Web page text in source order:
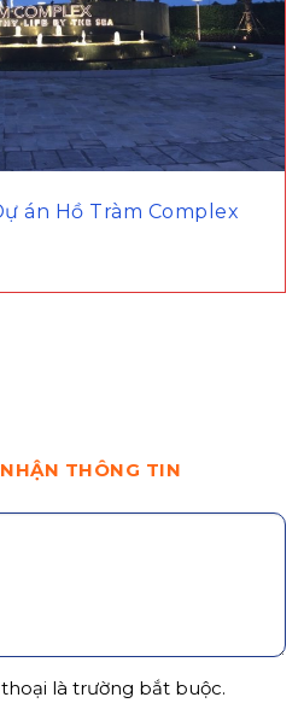
án Hồ Tràm Complex
THÔNG TIN
là trường bắt buộc.